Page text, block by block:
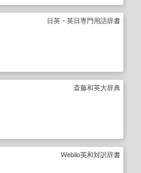
日英・英日専門用語辞書
斎藤和英大辞典
Weblio英和対訳辞書